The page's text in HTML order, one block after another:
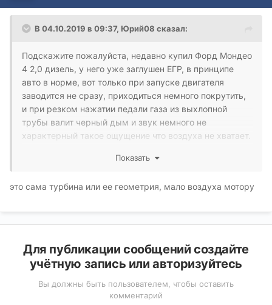
В 04.10.2019 в 09:37, Юрий08 сказал:
Подскажите пожалуйста, недавно купил Форд Мондео
4 2,0 дизель, у него уже заглушен ЕГР, в принципе
авто в норме, вот только при запуске двигателя
заводится не сразу, приходиться немного покрутить,
и при резком нажатии педали газа из выхлопной
трубы валит черный дым и звук немного не
характерный такое ощущение что воздуха не хватает.
прошивку при заглушке ЕГР или это форсунка. Кто
Показать
это сама турбина или ее геометрия, мало воздуха мотору
Для публикации сообщений создайте
учётную запись или авторизуйтесь
Вы должны быть пользователем, чтобы оставить
комментарий